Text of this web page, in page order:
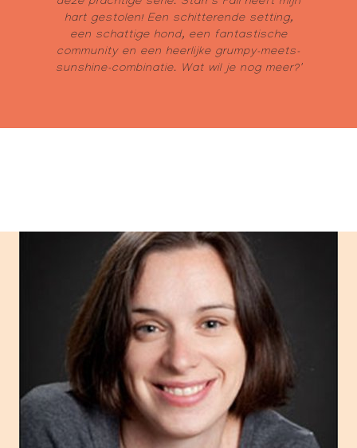
hart gestolen! Een schitterende setting,
een schattige hond, een fantastische
community en een heerlijke grumpy-meets-
sunshine-combinatie. Wat wil je nog meer?'